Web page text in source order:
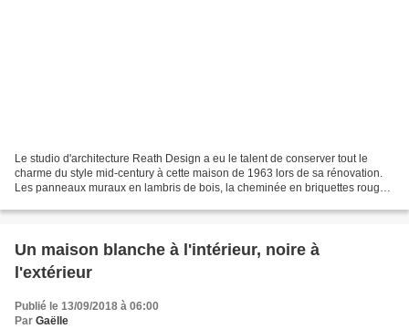
Le studio d'architecture Reath Design a eu le talent de conserver tout le
charme du style mid-century à cette maison de 1963 lors de sa rénovation.
Les panneaux muraux en lambris de bois, la cheminée en briquettes rouges,
Un maison blanche à l'intérieur, noire à
l'extérieur
Publié le 13/09/2018 à 06:00
Par Gaëlle